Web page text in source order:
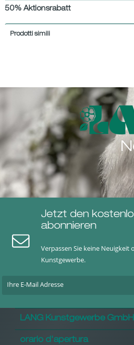
50% Aktionsrabatt
Prodotti simili
Jetzt den
abonnieren
Verpassen Sie keine
Kunstgewerbe.
LANG Kunstgewerbe GmbH
orario d'apertura